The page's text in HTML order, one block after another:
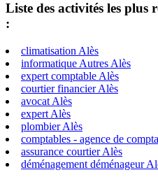
Liste des activités les plus
:
climatisation Alès
informatique Autres Alès
expert comptable Alès
courtier financier Alès
avocat Alès
expert Alès
plombier Alès
comptables - agence de
assurance courtier Alès
déménagement déménageur